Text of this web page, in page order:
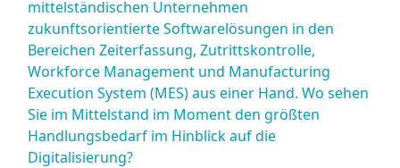
mittelständischen Unternehmen
zukunftsorientierte Softwarelösungen in den
Bereichen Zeiterfassung, Zutrittskontrolle,
Workforce Management und Manufacturing
Execution System (MES) aus einer Hand. Wo sehen
Sie im Mittelstand im Moment den größten
Handlungsbedarf im Hinblick auf die
Digitalisierung?